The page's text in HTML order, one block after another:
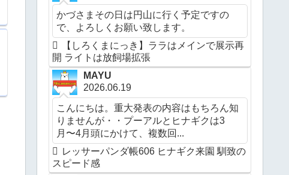
かづさまその日は円山に行く予定ですの
で、よろしくお願い致します。
【しろくまにっき】ララはメインで展示再
開 ライトは放飼場拡張
MAYU
2026.06.19
こんにちは。重大発表の内容はもちろん知
りませんが・・プーアルとヒナギクは3
月〜4月頭にかけて、複数回...
レッサーパンダ帳606 ヒナギク来園 馴致の
スピード感